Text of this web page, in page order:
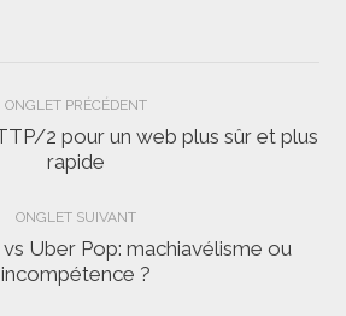
ONGLET PRÉCÉDENT
Onglet
2 pour un web plus sûr et plus
rapide
ONGLET SUIVANT
Onglet
Uber Pop: machiavélisme ou
incompétence ?